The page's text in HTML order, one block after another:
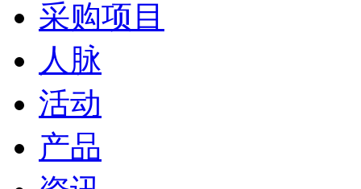
采购项目
人脉
活动
产品